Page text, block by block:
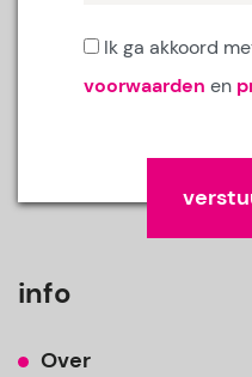
Ik ga akkoord
voorwaarden en
info
Over